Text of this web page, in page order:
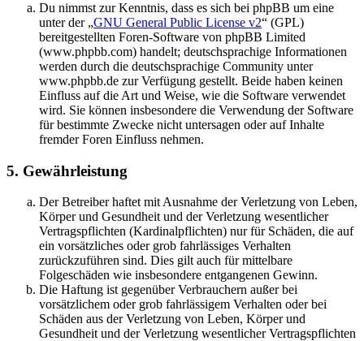
Du nimmst zur Kenntnis, dass es sich bei phpBB um eine
unter der „GNU General Public License v2“ (GPL)
bereitgestellten Foren-Software von phpBB Limited
(www.phpbb.com) handelt; deutschsprachige Informationen
werden durch die deutschsprachige Community unter
www.phpbb.de zur Verfügung gestellt. Beide haben keinen
Einfluss auf die Art und Weise, wie die Software verwendet
wird. Sie können insbesondere die Verwendung der Software
für bestimmte Zwecke nicht untersagen oder auf Inhalte
fremder Foren Einfluss nehmen.
5. Gewährleistung
Der Betreiber haftet mit Ausnahme der Verletzung von Leben,
Körper und Gesundheit und der Verletzung wesentlicher
Vertragspflichten (Kardinalpflichten) nur für Schäden, die auf
ein vorsätzliches oder grob fahrlässiges Verhalten
zurückzuführen sind. Dies gilt auch für mittelbare
Folgeschäden wie insbesondere entgangenen Gewinn.
Die Haftung ist gegenüber Verbrauchern außer bei
vorsätzlichem oder grob fahrlässigem Verhalten oder bei
Schäden aus der Verletzung von Leben, Körper und
Gesundheit und der Verletzung wesentlicher Vertragspflichten